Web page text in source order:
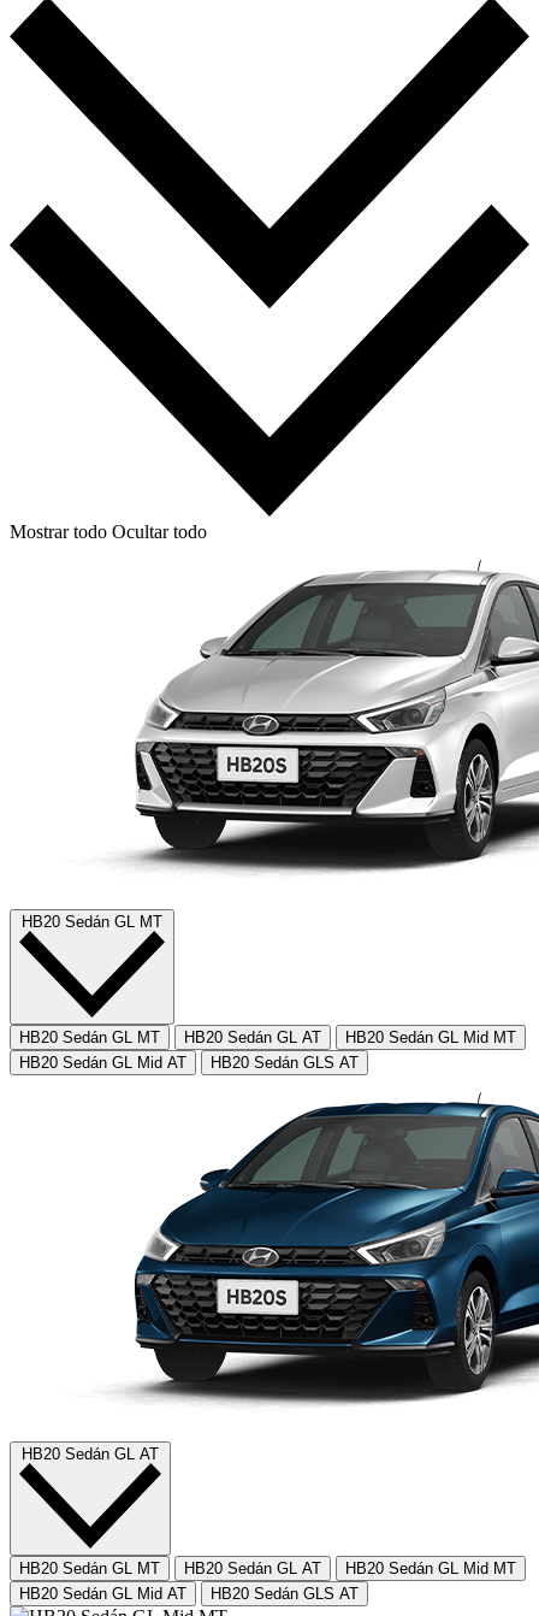
Mostrar todo Ocultar todo
HB20 Sedán GL MT
HB20 Sedán GL MT HB20 Sedán GL AT
HB20 Sedán GL Mid MT
HB20 Sedán GL Mid AT
HB20 Sedán GLS AT
HB20 Sedán GL AT
HB20 Sedán GL MT HB20 Sedán GL AT
HB20 Sedán GL Mid MT
HB20 Sedán GL Mid AT
HB20 Sedán GLS AT